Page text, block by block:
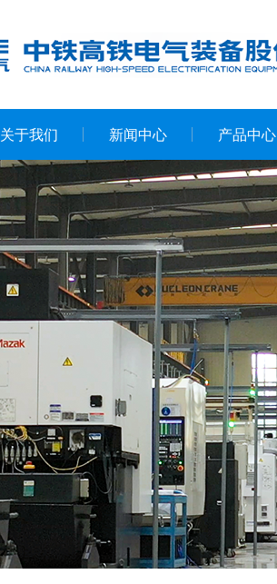
关于我们 新闻中心 产品中心